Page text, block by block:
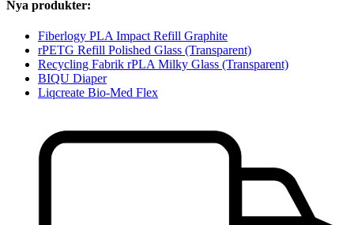
Nya produkter:
Fiberlogy PLA Impact Refill Graphite
rPETG Refill Polished Glass (Transparent)
Recycling Fabrik rPLA Milky Glass (Transparent)
BIQU Diaper
Liqcreate Bio-Med Flex